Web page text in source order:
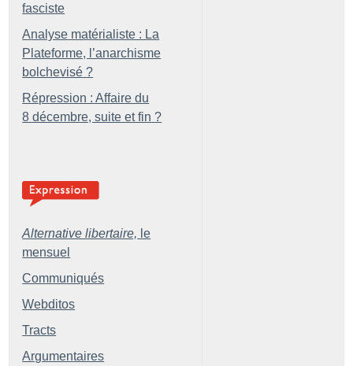
fasciste
Analyse matérialiste : La
Plateforme, l’anarchisme
bolchevisé ?
Répression : Affaire du
8 décembre, suite et fin ?
Alternative libertaire, le
mensuel
Communiqués
Webditos
Tracts
Argumentaires